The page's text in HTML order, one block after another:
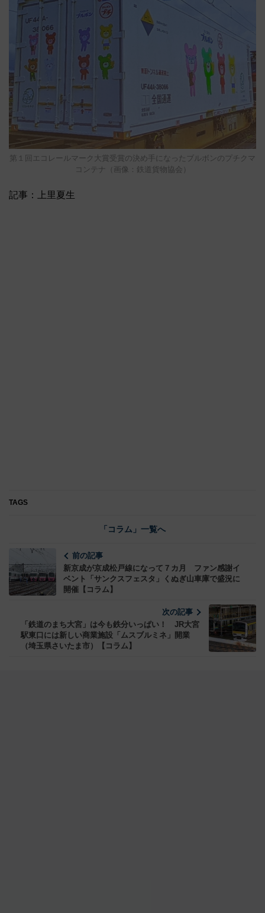
第１回エコレールマーク大賞受賞の決め手になったブルボンのプチクマ
コンテナ（画像：鉄道貨物協会）
記事：上里夏生
TAGS
「コラム」一覧へ
前の記事
新京成が京成松戸線になって７カ月 ファン感謝イ
ベント「サンクスフェスタ」くぬぎ山車庫で盛況に
開催【コラム】
次の記事
「鉄道のまち大宮」は今も鉄分いっぱい！ JR大宮
駅東口には新しい商業施設「ムスブルミネ」開業
（埼玉県さいたま市）【コラム】